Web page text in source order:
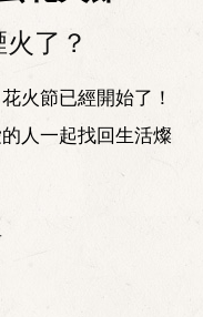
了？
火節已經開始了！
人一起找回生活燦